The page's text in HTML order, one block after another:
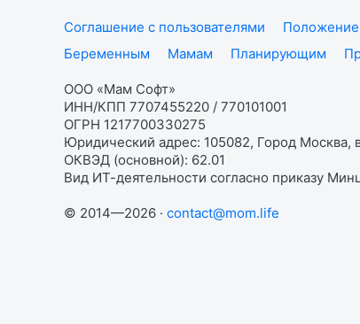
Соглашение с пользователями Положение
Беременным
Мамам Планирующим
ООО «Мам Софт»
ИНН/КПП 7707455220 / 770101001
ОГРН 1217700330275
Юридический адрес: 105082, Город Москва,
ОКВЭД (основной): 62.01
Вид ИТ-деятельности согласно приказу
© 2014—2026 · contact@mom.life